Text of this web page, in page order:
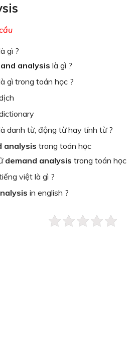
gì ?
analysis là gì ?
gì trong toán học ?
danh từ, động từ hay tính từ ?
analysis trong toán học
demand analysis trong toán học
việt là gì ?
in english ?